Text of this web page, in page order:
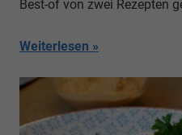
Best-of von zwei Rezepten
Weiterlesen